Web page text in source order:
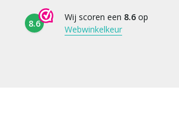
8.6
Wij scoren een 8.6 op
Webwinkelkeur